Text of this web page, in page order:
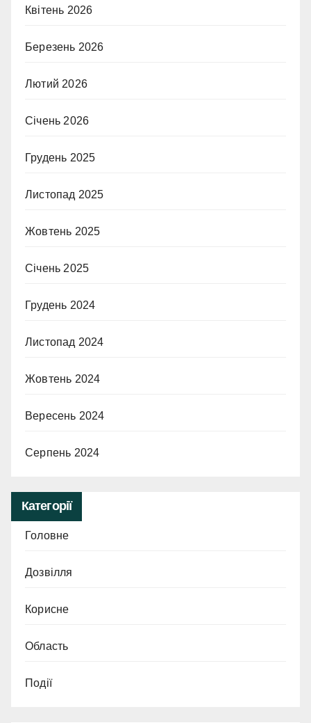
Квітень 2026
Березень 2026
Лютий 2026
Січень 2026
Грудень 2025
Листопад 2025
Жовтень 2025
Січень 2025
Грудень 2024
Листопад 2024
Жовтень 2024
Вересень 2024
Серпень 2024
Категорії
Головне
Дозвілля
Корисне
Область
Події